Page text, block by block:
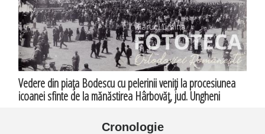
Vedere din piaţa Bodescu cu pelerinii veniţi la procesiunea
icoanei sfinte de la mănăstirea Hârbovăţ, jud. Ungheni
Cronologie